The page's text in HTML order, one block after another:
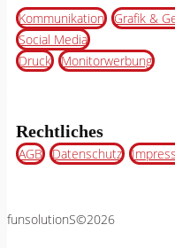
Kommunikation Grafik &
Social Media
Druck Monitorwerbung
Rechtliches
AGB Datenschutz
funsolutionS©2026